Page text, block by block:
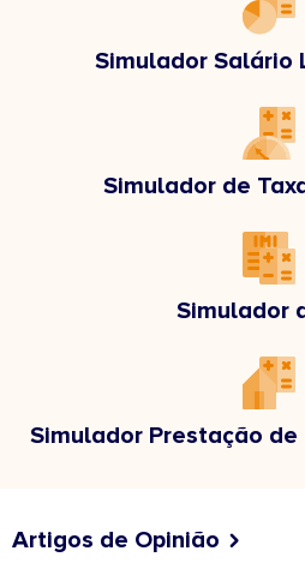
Simulador Salário
Simulador de
Simulador
Simulador Prestação
Artigos de Opinião